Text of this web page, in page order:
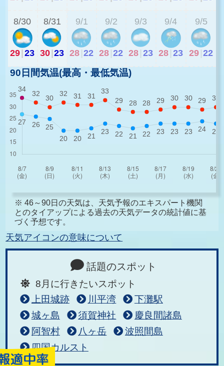
8/30
29 23
8/31
30 23
9/1
28 22
9/2
28 22
9/3
28 23
9/4
28 23
9/5
29 22
90日間気温(最高・最低気温)
※ 46～90日の天気は、天気予報のエキスパート機関
とのタイアップによる過去の天気データの統計値に基
づく予想です。
天気アイコンの意味について
話題のスポット
8月に行きたいスポット
上田城跡
川平湾
下灘駅
城ヶ島
須賀神社
慶良間諸島
阿智村
八ヶ岳
波照間島
四国カルスト